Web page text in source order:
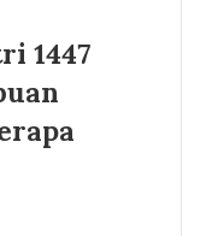
1447